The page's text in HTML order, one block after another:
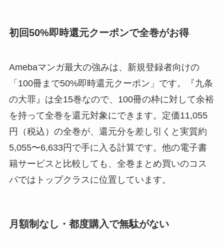
初回50%即時還元クーポンで全巻がお得
Amebaマンガ最大の強みは、新規登録者向けの
「100冊まで50%即時還元クーポン」です。『九条
の大罪』は全15巻なので、100冊の枠に対して余裕
を持って全巻を還元対象にできます。定価11,055
円（税込）の全巻が、還元分を差し引くと実質約
5,055〜6,633円で手に入る計算です。他の電子書
籍サービスと比較しても、全巻まとめ買いのコス
パではトップクラスに位置しています。
月額制なし・都度購入で無駄がない